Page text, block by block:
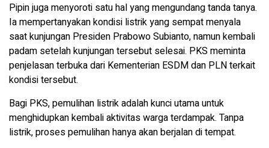
Pipin juga menyoroti satu hal yang mengundang tanda tanya.
Ia mempertanyakan kondisi listrik yang sempat menyala
saat kunjungan Presiden Prabowo Subianto, namun kembali
padam setelah kunjungan tersebut selesai. PKS meminta
penjelasan terbuka dari Kementerian ESDM dan PLN terkait
kondisi tersebut.
Bagi PKS, pemulihan listrik adalah kunci utama untuk
menghidupkan kembali aktivitas warga terdampak. Tanpa
listrik, proses pemulihan hanya akan berjalan di tempat.